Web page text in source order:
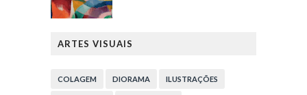
ARTES VISUAIS
COLAGEM DIORAMA ILUSTRAÇÕES